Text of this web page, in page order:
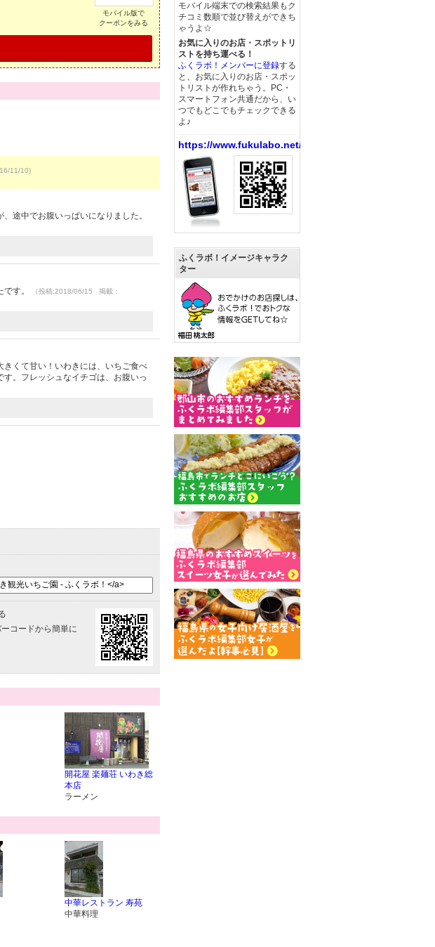
モバイル版で
クーポンをみる
11/10)
途中でお腹いっぱいになりました。
す。
（投稿:2018/06/15 掲載：
くて甘い！いわきには、いちご食べ
。フレッシュなイチゴは、お腹いっ
コードから簡単に
開花屋 楽麺荘 いわき総
本店
ラーメン
中華レストラン 寿苑
中華料理
モバイル端末での検索結果もク
チコミ数順で並び替えができち
ゃうよ☆
お気に入りのお店・スポットリ
ストを持ち運べる！
ふくラボ！メンバーに登録する
と、お気に入りのお店・スポッ
トリストが作れちゃう。PC・
スマートフォン共通だから、い
つでもどこでもチェックできる
よ♪
https://www.fukulabo.net/
ふくラボ！イメージキャラク
ター